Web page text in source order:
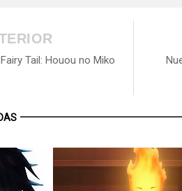
Tail: Houou no Miko